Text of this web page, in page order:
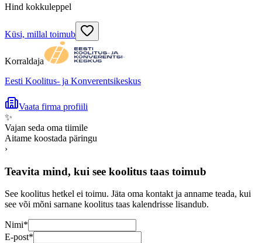
Hind kokkuleppel
Küsi, millal toimub
Korraldaja
Eesti Koolitus- ja Konverentsikeskus
Vaata firma profiili
✨
Vajan seda oma tiimile
Aitame koostada päringu
›
Teavita mind, kui see koolitus taas toimub
See koolitus hetkel ei toimu. Jäta oma kontakt ja anname teada, kui
see või mõni sarnane koolitus taas kalendrisse lisandub.
Nimi*
E-post*